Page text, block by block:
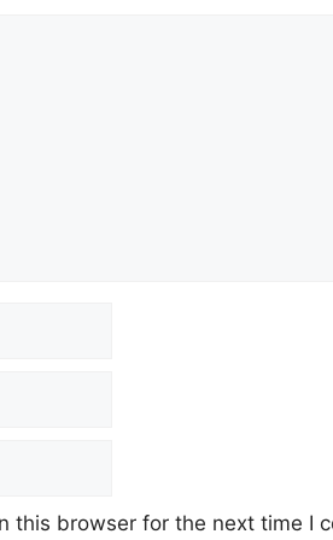
this browser for the next time I